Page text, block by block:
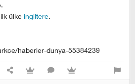
ülke i̇ngiltere.
haberler-dunya-55384239